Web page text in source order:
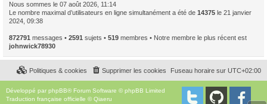
Nous sommes le 07 août 2026, 11:14
Le nombre maximal d’utilisateurs en ligne simultanément a été de 14375 le 21 janvier
2024, 09:38
872791 messages • 2591 sujets • 519 membres • Notre membre le plus récent est
johnwick78930
Fuseau horaire sur UTC+02:00
Supprimer les cookies
Politiques & cookies
Développé par phpBB® Forum Software © phpBB Limited
Traduction française officielle ©Qiaeru